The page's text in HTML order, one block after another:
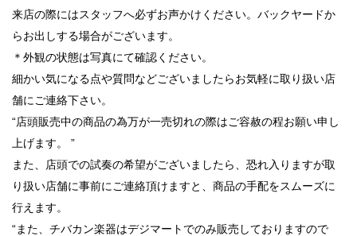
来店の際にはスタッフへ必ずお声かけください。バックヤードか
らお出しする場合がございます。
＊外観の状態は写真にて確認ください。
細かい気になる点や質問などございましたらお気軽に取り扱い店
舗にご連絡下さい。
“店頭販売中の商品の為万が一売切れの際はご容赦の程お願い申し
上げます。 ”
また、店頭での試奏の希望がございましたら、恐れ入りますが取
り扱い店舗に事前にご連絡頂けますと、商品の手配をスムーズに
行えます。
“また、チバカン楽器はデジマートでのみ販売しておりますので